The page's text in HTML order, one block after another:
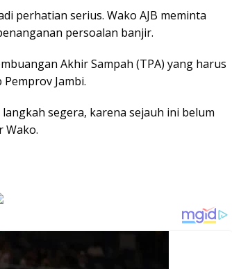
perhatian serius. Wako AJB meminta
persoalan banjir.
Akhir Sampah (TPA) yang harus
Jambi.
segera, karena sejauh ini belum
Wako.